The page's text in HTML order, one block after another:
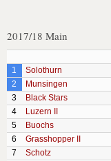
2017/18 Main
1
Solothurn
2
Munsingen
3
Black Stars
4
Luzern II
5
Buochs
6
Grasshopper II
7
Schotz